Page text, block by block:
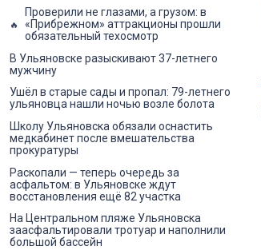
Проверили не глазами, а грузом: в
«Прибрежном» аттракционы прошли
обязательный техосмотр
В Ульяновске разыскивают 37-летнего
мужчину
Ушёл в старые сады и пропал: 79-летнего
ульяновца нашли ночью возле болота
Школу Ульяновска обязали оснастить
медкабинет после вмешательства
прокуратуры
Раскопали — теперь очередь за
асфальтом: в Ульяновске ждут
восстановления ещё 82 участка
На Центральном пляже Ульяновска
заасфальтировали тротуар и наполнили
большой бассейн